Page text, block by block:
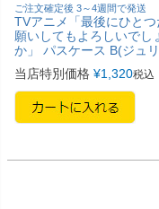
ご注文確定後 3～4週間で発送
TVアニメ「最後にひとつ
願いしてもよろしいでし
か」 パスケース B(ジュ
当店特別価格 ¥1,320税込